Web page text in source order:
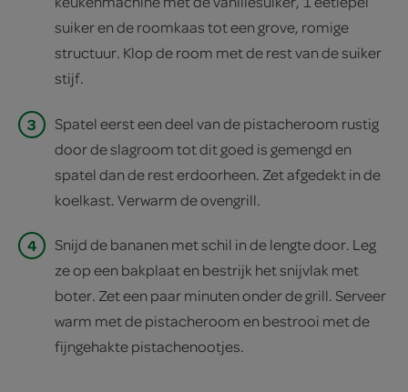
suiker en de roomkaas tot een grove, romige
structuur. Klop de room met de rest van de suiker
stijf.
3
Spatel eerst een deel van de pistacheroom rustig
door de slagroom tot dit goed is gemengd en
spatel dan de rest erdoorheen. Zet afgedekt in de
koelkast. Verwarm de ovengrill.
4
Snijd de bananen met schil in de lengte door. Leg
ze op een bakplaat en bestrijk het snijvlak met
boter. Zet een paar minuten onder de grill. Serveer
warm met de pistacheroom en bestrooi met de
fijngehakte pistachenootjes.